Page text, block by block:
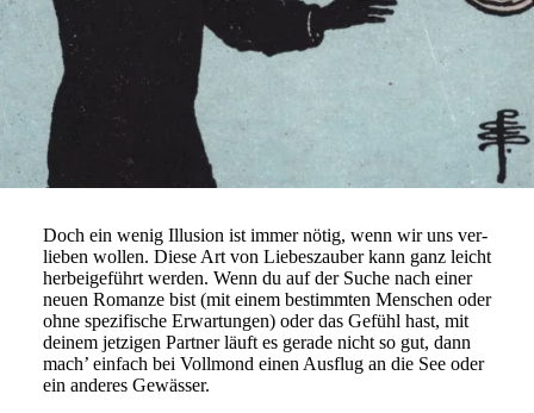
Doch ein wenig Illu­sion ist immer nötig, wenn wir uns ver­
lieben wollen. Diese Art von Lie­bes­zauber kann ganz leicht
her­bei­ge­führt werden. Wenn du auf der Suche nach einer
neuen Romanze bist (mit einem bestimmten Men­schen oder
ohne spe­zi­fi­sche Erwar­tungen) oder das Gefühl hast, mit
deinem jet­zigen Partner läuft es gerade nicht so gut, dann
mach’ ein­fach bei Voll­mond einen Aus­flug an die See oder
ein anderes Gewässer.